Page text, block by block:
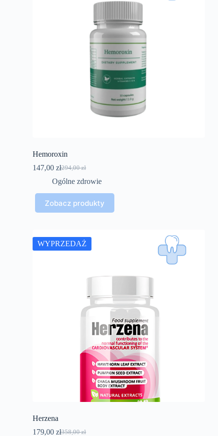
Hemoroxin
294,00zł
Pierwotna
cena
147,00 złAktualna
cena
Ogólne zdrowie
Zobacz produkty
WYPRZEDAŻ
Herzena
358,00zł
179,00 zł